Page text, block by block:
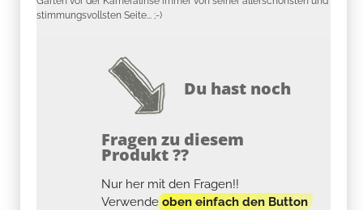
stimmungsvollsten Seite... ;-)
Du hast noch
Fragen zu diesem
Produkt ??
Nur her mit den Fragen!!
Verwendeoben einfach den Button